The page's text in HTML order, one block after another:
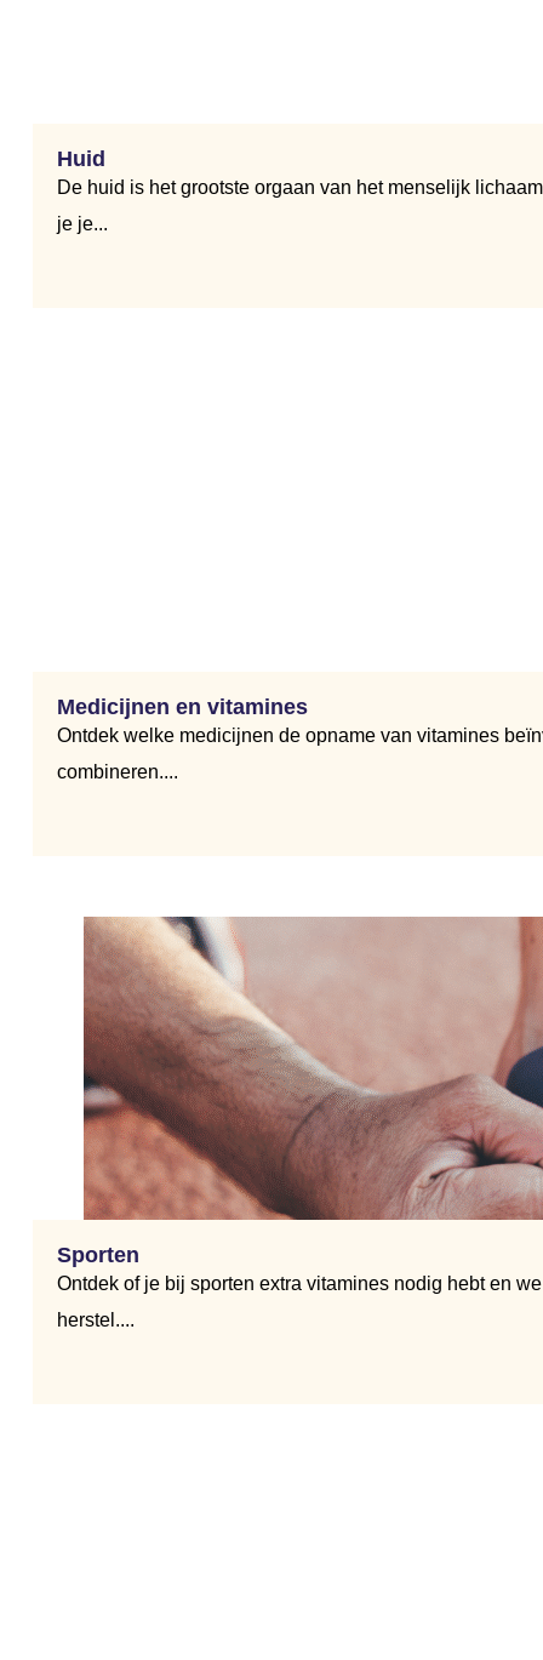
Huid
De huid is het grootste orgaan van het menselijk
je je...
Medicijnen en vitamines
Ontdek welke medicijnen de opname van vitamines
combineren....
Sporten
Ontdek of je bij sporten extra vitamines nodig hebt en
herstel....